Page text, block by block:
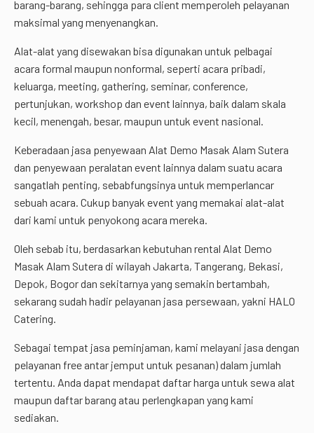
barang-barang, sehingga para client memperoleh pelayanan
maksimal yang menyenangkan.
Alat-alat yang disewakan bisa digunakan untuk pelbagai
acara formal maupun nonformal, seperti acara pribadi,
keluarga, meeting, gathering, seminar, conference,
pertunjukan, workshop dan event lainnya, baik dalam skala
kecil, menengah, besar, maupun untuk event nasional.
Keberadaan jasa penyewaan Alat Demo Masak Alam Sutera
dan penyewaan peralatan event lainnya dalam suatu acara
sangatlah penting, sebabfungsinya untuk memperlancar
sebuah acara. Cukup banyak event yang memakai alat-alat
dari kami untuk penyokong acara mereka.
Oleh sebab itu, berdasarkan kebutuhan rental Alat Demo
Masak Alam Sutera di wilayah Jakarta, Tangerang, Bekasi,
Depok, Bogor dan sekitarnya yang semakin bertambah,
sekarang sudah hadir pelayanan jasa persewaan, yakni HALO
Catering.
Sebagai tempat jasa peminjaman, kami melayani jasa dengan
pelayanan free antar jemput untuk pesanan) dalam jumlah
tertentu. Anda dapat mendapat daftar harga untuk sewa alat
maupun daftar barang atau perlengkapan yang kami
sediakan.